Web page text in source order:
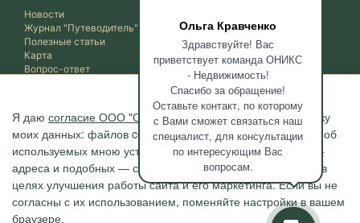
Ольга Кравченко
Здравствуйте! Вас
приветствует команда ОНИКС
- Недвижимость!
Спасибо за обращение!
Оставьте контакт, по которому
с Вами сможет связаться наш
специалист, для консультации
по интересующим Вас
вопросам.
Я даю согласие ООО "ОНИКС-Недвижимость"на обработку
моих данных: файлов cookie, сведений о моих действиях, об
используемых мною устройствах, даты и время сессии, IP-
адреса и подобных — с помощью метрических программ в
целях улучшения работы сайта и его маркетинга. Если вы не
согласны с их использованием, поменяйте настройки в вашем
браузере.
Новости
Журнал "Путеводитель"
Полезные статьи
Карта
Вопрос-ответ